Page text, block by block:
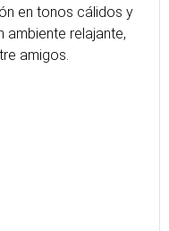
en tonos cálidos y
ambiente relajante,
amigos.